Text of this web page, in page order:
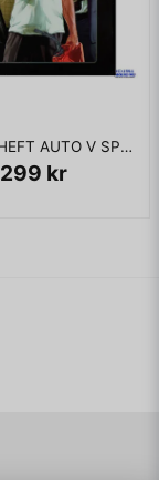
GRAND THEFT AUTO V SPECIAL EDITION PS3
299 kr